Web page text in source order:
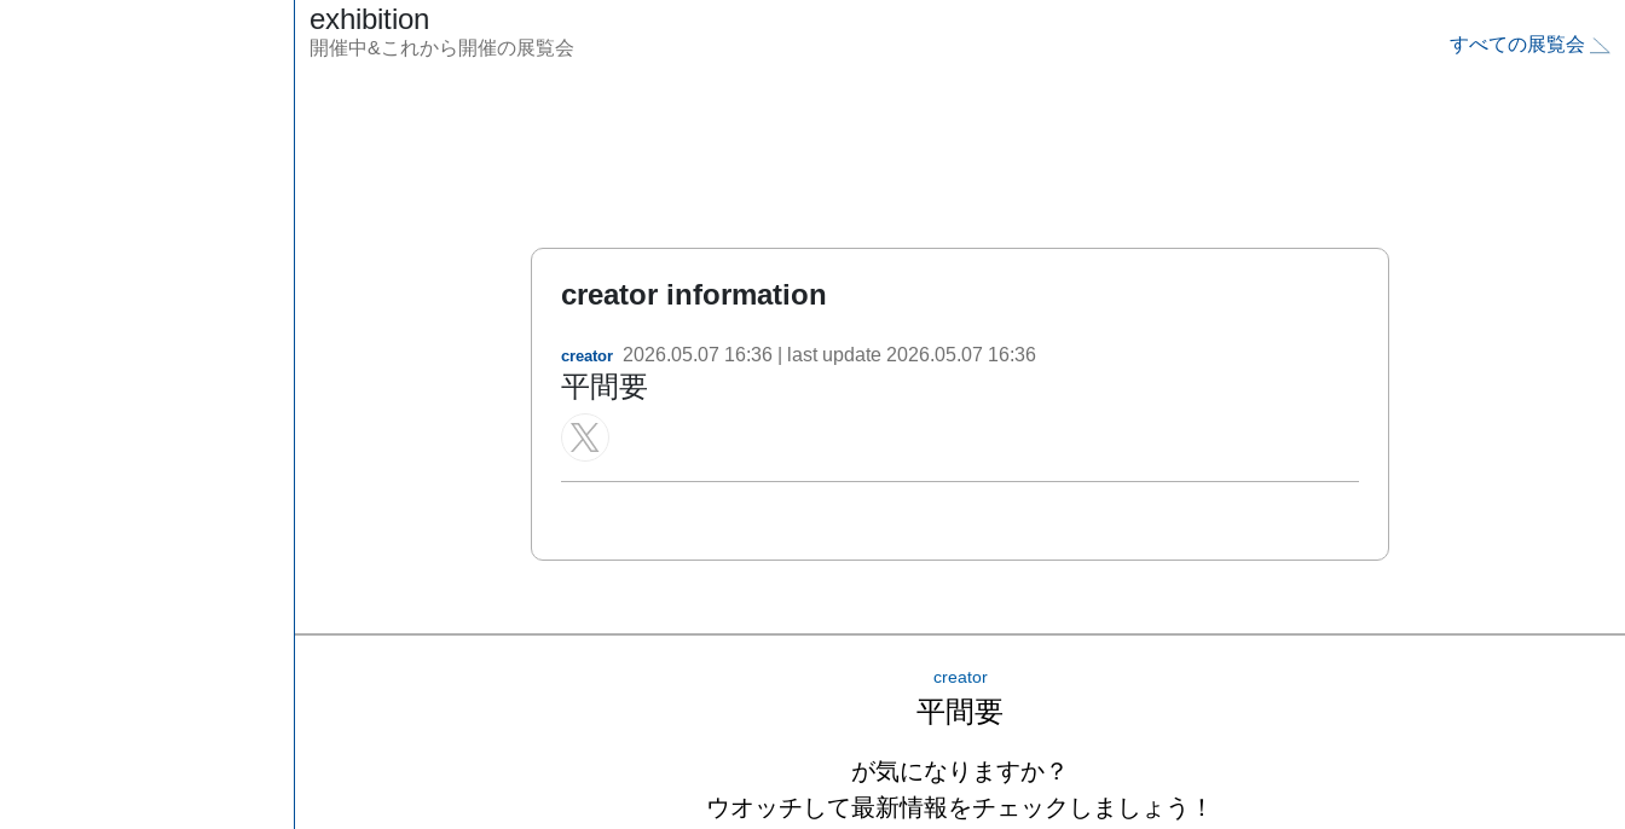
exhibition
開催中&これから開催の展覧会 すべての展覧会
creator information
creator 2026.05.07 16:36 | last update 2026.05.07 16:36
平間要
creator
平間要
が気になりますか？
ウオッチして最新情報をチェックしましょう！